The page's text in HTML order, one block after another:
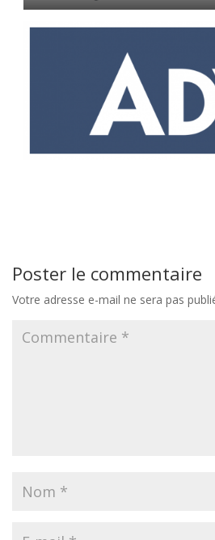
Poster le commentaire
Votre adresse e-mail ne sera pas